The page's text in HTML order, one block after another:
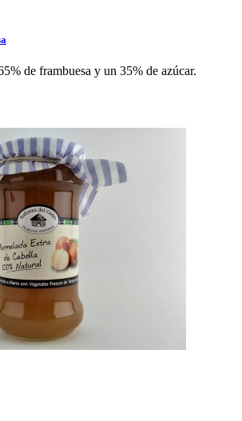
de frambuesa y un 35% de azúcar.